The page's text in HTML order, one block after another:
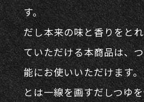
す。
だし本来の味と⾹りをと
ていただける本商品は、
能にお使いいただけます
とは⼀線を画すだしつゆ